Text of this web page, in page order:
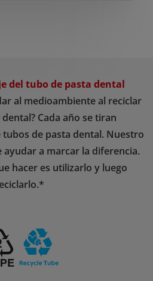
del tubo de pasta dental
al medioambiente al reciclar
Cada año se tiran
de pasta dental. Nuestro
a marcar la diferencia.
hacer es utilizarlo y luego